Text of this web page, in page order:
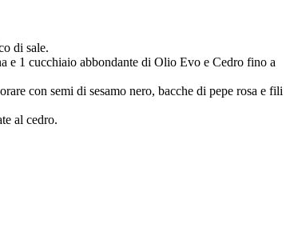
di sale.
e 1 cucchiaio abbondante di Olio Evo e Cedro fino a
con semi di sesamo nero, bacche di pepe rosa e fili
al cedro.